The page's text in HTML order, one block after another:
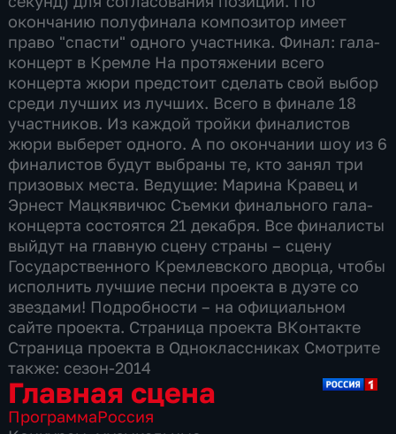
окончанию полуфинала композитор имеет
право "спасти" одного участника. Финал: гала-
концерт в Кремле На протяжении всего
концерта жюри предстоит сделать свой выбор
среди лучших из лучших. Всего в финале 18
участников. Из каждой тройки финалистов
жюри выберет одного. А по окончании шоу из 6
финалистов будут выбраны те, кто занял три
призовых места. Ведущие: Марина Кравец и
Эрнест Мацкявичюс Съемки финального гала-
концерта состоятся 21 декабря. Все финалисты
выйдут на главную сцену страны – сцену
Государственного Кремлевского дворца, чтобы
исполнить лучшие песни проекта в дуэте со
звездами! Подробности – на официальном
сайте проекта. Страница проекта ВКонтакте
Страница проекта в Одноклассниках Смотрите
также: сезон-2014
Главная сцена
ПрограммаРоссия